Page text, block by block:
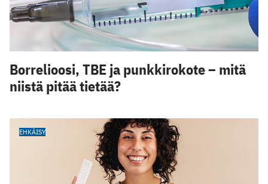
Borrelioosi, TBE ja punkkirokote – mitä
niistä pitää tietää?
EHKÄISY